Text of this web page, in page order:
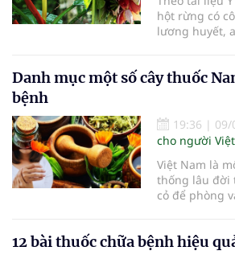
hột rừng có
lương huyết,
Danh mục một số cây thuốc
bệnh
19:36 | 09/
cho người Việt
Việt Nam là
thống lâu đời
cỏ để phòng
số bệnh
12 bài thuốc chữa bệnh hiệu